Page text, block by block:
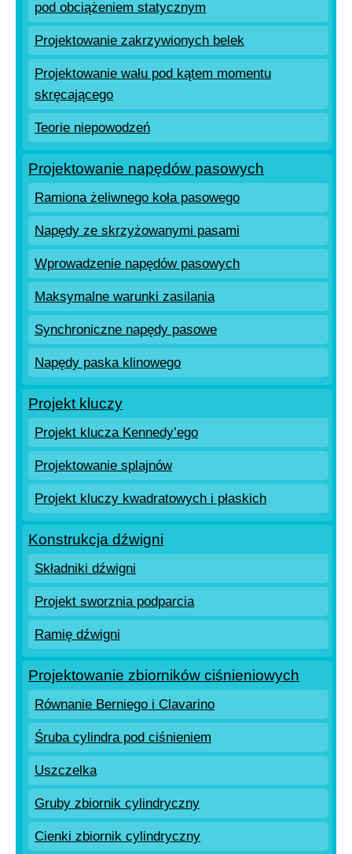
pod obciążeniem statycznym
Projektowanie zakrzywionych belek
Projektowanie wału pod kątem momentu
skręcającego
Teorie niepowodzeń
Projektowanie napędów pasowych
Ramiona żeliwnego koła pasowego
Napędy ze skrzyżowanymi pasami
Wprowadzenie napędów pasowych
Maksymalne warunki zasilania
Synchroniczne napędy pasowe
Napędy paska klinowego
Projekt kluczy
Projekt klucza Kennedy’ego
Projektowanie splajnów
Projekt kluczy kwadratowych i płaskich
Konstrukcja dźwigni
Składniki dźwigni
Projekt sworznia podparcia
Ramię dźwigni
Projektowanie zbiorników ciśnieniowych
Równanie Berniego i Clavarino
Śruba cylindra pod ciśnieniem
Uszczelka
Gruby zbiornik cylindryczny
Cienki zbiornik cylindryczny